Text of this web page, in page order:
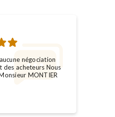
négociation
des acheteurs Nous
MONTIER